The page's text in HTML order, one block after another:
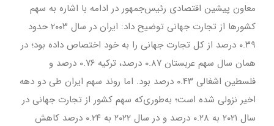
معاون پیشین اقتصادی رئیس‌جمهور در ادامه با اشاره به سهم
کشورها از تجارت جهانی توضیح داد: ایران در سال ۲۰۰۳ حدود
۰.۳۹ درصد از کل تجارت جهانی را به خود اختصاص داده بود؛ در
همان سال سهم عربستان ۰.۸۷ درصد، ترکیه ۰.۷۶ درصد و
فلسطین اشغالی ۰.۴۳ درصد بود. اما روند سهم ایران طی دو دهه
اخیر نزولی شده است؛ به‌طوری‌که سهم کشور از تجارت جهانی در
سال ۲۰۲۱ به ۰.۲۸ درصد و در سال ۲۰۲۲ به ۰.۲۴ درصد کاهش